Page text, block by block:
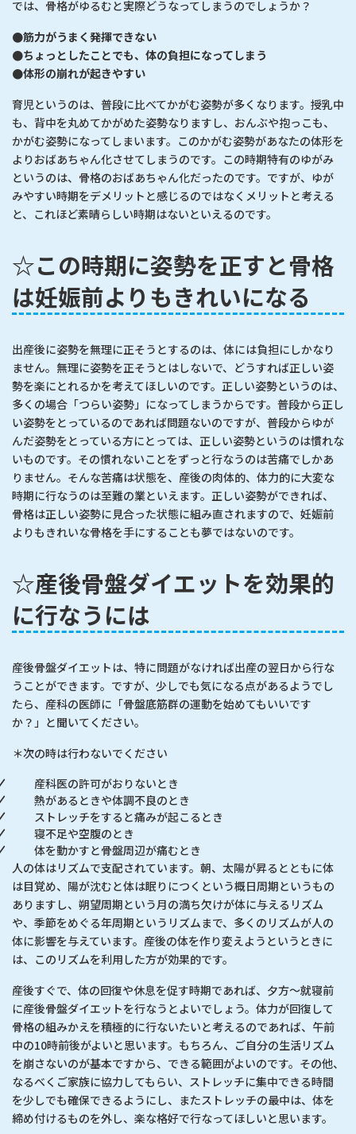
では、骨格がゆるむと実際どうなってしまうのでしょうか？
●筋力がうまく発揮できない
●ちょっとしたことでも、体の負担になってしまう
●体形の崩れが起きやすい
育児というのは、普段に比べてかがむ姿勢が多くなります。授乳中
も、背中を丸めてかがめた姿勢なりますし、おんぶや抱っこも、
かがむ姿勢になってしまいます。このかがむ姿勢があなたの体形を
よりおばあちゃん化させてしまうのです。この時期特有のゆがみ
というのは、骨格のおばあちゃん化だったのです。ですが、ゆが
みやすい時期をデメリットと感じるのではなくメリットと考える
と、これほど素晴らしい時期はないといえるのです。
☆この時期に姿勢を正すと骨格
は妊娠前よりもきれいになる
出産後に姿勢を無理に正そうとするのは、体には負担にしかなり
ません。無理に姿勢を正そうとはしないで、どうすれば正しい姿
勢を楽にとれるかを考えてほしいのです。正しい姿勢というのは、
多くの場合「つらい姿勢」になってしまうからです。普段から正し
い姿勢をとっているのであれば問題ないのですが、普段からゆが
んだ姿勢をとっている方にとっては、正しい姿勢というのは慣れな
いものです。その慣れないことをずっと行なうのは苦痛でしかあ
りません。そんな苦痛は状態を、産後の肉体的、体力的に大変な
時期に行なうのは至難の業といえます。正しい姿勢ができれば、
骨格は正しい姿勢に見合った状態に組み直されますので、妊娠前
よりもきれいな骨格を手にすることも夢ではないのです。
☆産後骨盤ダイエットを効果的
に行なうには
産後骨盤ダイエットは、特に問題がなければ出産の翌日から行な
うことができます。ですが、少しでも気になる点があるようでし
たら、産科の医師に「骨盤底筋群の運動を始めてもいいです
か？」と聞いてください。
＊次の時は行わないでください
産科医の許可がおりないとき
熱があるときや体調不良のとき
ストレッチをすると痛みが起こるとき
寝不足や空腹のとき
体を動かすと骨盤周辺が痛むとき
人の体はリズムで支配されています。朝、太陽が昇るとともに体
は目覚め、陽が沈むと体は眠りにつくという概日周期というもの
ありますし、朔望周期という月の満ち欠けが体に与えるリズム
や、季節をめぐる年周期というリズムまで、多くのリズムが人の
体に影響を与えています。産後の体を作り変えようというときに
は、このリズムを利用した方が効果的です。
産後すぐで、体の回復や休息を促す時期であれば、夕方～就寝前
に産後骨盤ダイエットを行なうとよいでしょう。体力が回復して
骨格の組みかえを積極的に行ないたいと考えるのであれば、午前
中の10時前後がよいと思います。もちろん、ご自分の生活リズム
を崩さないのが基本ですから、できる範囲がよいのです。その他、
なるべくご家族に協力してもらい、ストレッチに集中できる時間
を少しでも確保できるようにし、またストレッチの最中は、体を
締め付けるものを外し、楽な格好で行なってほしいと思います。